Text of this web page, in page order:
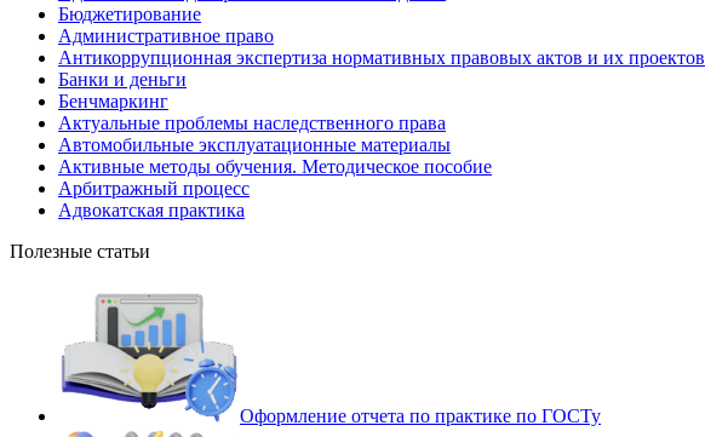
Бюджетирование
Административное право
Антикоррупционная экспертиза нормативных правовых актов и их проектов
Банки и деньги
Бенчмаркинг
Актуальные проблемы наследственного права
Автомобильные эксплуатационные материалы
Активные методы обучения. Методическое пособие
Арбитражный процесс
Адвокатская практика
Полезные статьи
Оформление отчета по практике по ГОСТу